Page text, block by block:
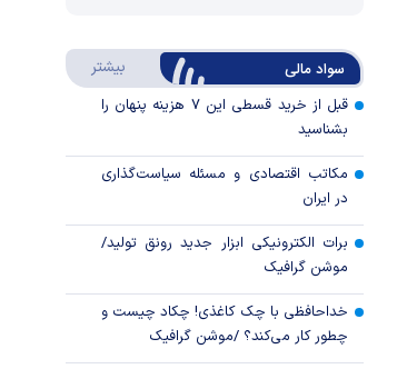
Video
سواد مالی بیشتر درباره سواد مالی
قبل از خرید قسطی این ۷ هزینه پنهان را
بشناسید
مکاتب اقتصادی و مسئله سیاست‌گذاری
در ایران
برات الکترونیکی ابزار جدید رونق تولید/
موشن گرافیک
خداحافظی با چک کاغذی! چکاد چیست و
چطور کار می‌کند؟ /موشن گرافیک